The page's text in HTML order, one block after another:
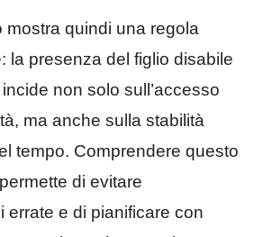
mostra quindi una regola
la presenza del figlio disabile
non solo sull’accesso
ma anche sulla stabilità
tempo. Comprendere questo
di evitare
errate e di pianificare con